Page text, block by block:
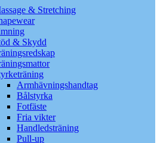
& Stretching
& Skydd
Armhävningshandtag
Bålstyrka
Fotfäste
Fria vikter
Handledsträning
Pull-up